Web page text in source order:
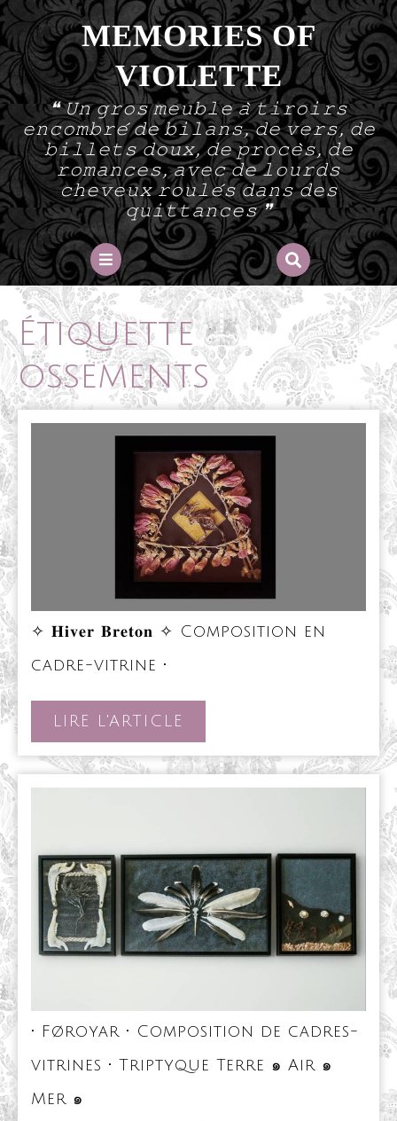
Skip
to
content
MEMORIES OF
VIOLETTE
❝ 𝚄𝚗 𝚐𝚛𝚘𝚜 𝚖𝚎𝚞𝚋𝚕𝚎 𝚊̀ 𝚝𝚒𝚛𝚘𝚒𝚛𝚜
𝚎𝚗𝚌𝚘𝚖𝚋𝚛𝚎́ 𝚍𝚎 𝚋𝚒𝚕𝚊𝚗𝚜, 𝚍𝚎 𝚟𝚎𝚛𝚜, 𝚍𝚎
𝚋𝚒𝚕𝚕𝚎𝚝𝚜 𝚍𝚘𝚞𝚡, 𝚍𝚎 𝚙𝚛𝚘𝚌𝚎̀𝚜, 𝚍𝚎
𝚛𝚘𝚖𝚊𝚗𝚌𝚎𝚜, 𝚊𝚟𝚎𝚌 𝚍𝚎 𝚕𝚘𝚞𝚛𝚍𝚜
𝚌𝚑𝚎𝚟𝚎𝚞𝚡 𝚛𝚘𝚞𝚕𝚎́𝚜 𝚍𝚊𝚗𝚜 𝚍𝚎𝚜
𝚚𝚞𝚒𝚝𝚝𝚊𝚗𝚌𝚎𝚜 ❞
Open
Button
Étiquette :
ossements
✧ 𝐇𝐢𝐯𝐞𝐫 𝐁𝐫𝐞𝐭𝐨𝐧 ✧ Composition en
cadre-vitrine •
Composition
en
cadre-
vitrine
LIRE L'ARTICLE
L'ARTICLE
• Føroyar • Composition de cadres-
vitrines • Triptyque Terre ๑ Air ๑
Mer ๑